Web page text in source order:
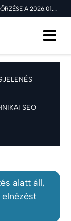
HTTPS://BERNIKERTWEBSHOP.HU SEO ELLENŐRZÉSE A 2026.01.30 NAPON
SEO
alatt áll,